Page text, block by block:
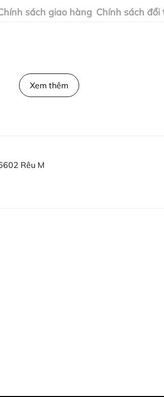
sách giao hàng Chính sách đổi
Xem thêm
Rêu M